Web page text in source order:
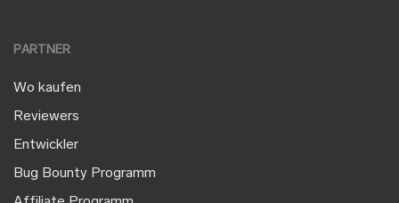
PARTNER
Wo kaufen
Reviewers
Entwickler
Bug Bounty Programm